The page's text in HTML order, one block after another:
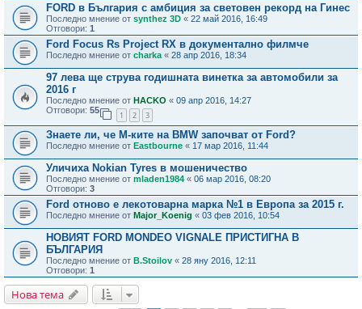
FORD в България с амбиция за световен рекорд на Гинес
Последно мнение от synthez 3D « 22 май 2016, 16:49
Отговори: 1
Ford Focus Rs Project RX в документално филмче
Последно мнение от charka « 28 апр 2016, 18:34
97 лева ще струва годишната винетка за автомобили за
2016 г
Последно мнение от HACKO « 09 апр 2016, 14:27
Отговори: 55
1 2 3
Знаете ли, че М-ките на BMW започват от Ford?
Последно мнение от Eastbourne « 17 мар 2016, 11:44
Уличиха Nokian Tyres в мошеничество
Последно мнение от mladen1984 « 06 мар 2016, 08:20
Отговори: 3
Ford отново е лекотоварна марка №1 в Европа за 2015 г.
Последно мнение от Major_Koenig « 03 фев 2016, 10:54
НОВИЯТ FORD MONDEO VIGNALE ПРИСТИГНА В
БЪЛГАРИЯ
Последно мнение от B.Stoilov « 28 яну 2016, 12:11
Отговори: 1
Нова тема